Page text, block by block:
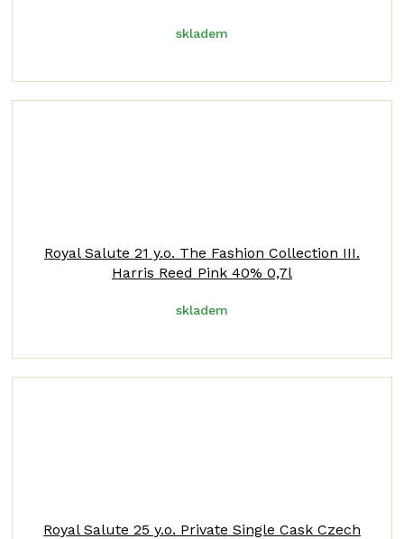
skladem
Royal Salute 21 y.o. The Fashion Collection III.
Harris Reed Pink 40% 0,7l
skladem
Royal Salute 25 y.o. Private Single Cask Czech